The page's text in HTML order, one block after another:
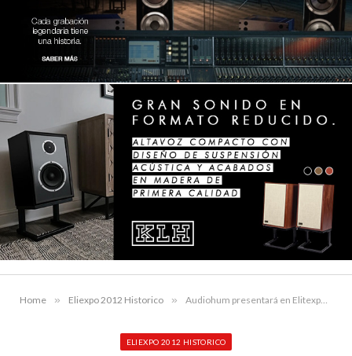
Home » Eliexpo 2012 Historico » Audiohum presentará en Elitexpo 2012 lo mejor de Verus Canor y Rogue Audio
ELIEXPO 2012 HISTORICO